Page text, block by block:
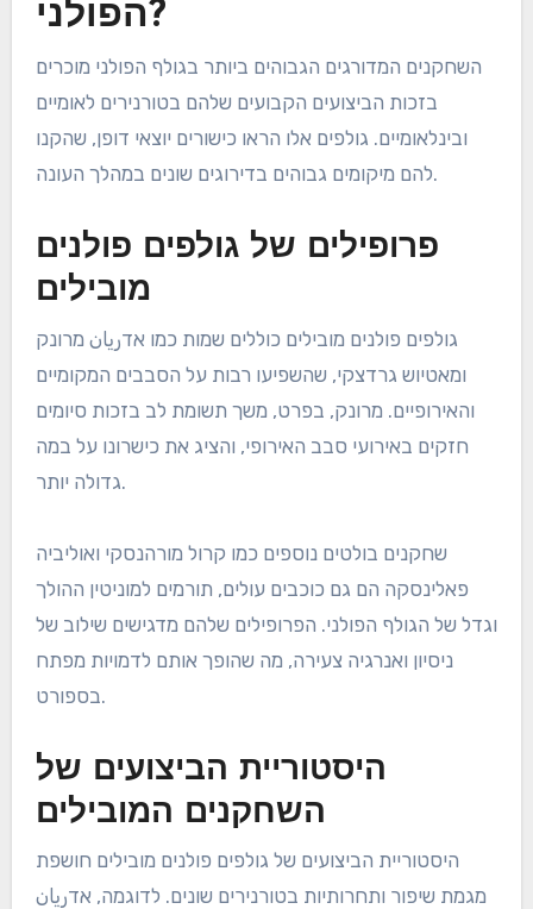
הפולני?
השחקנים המדורגים הגבוהים ביותר בגולף הפולני מוכרים
בזכות הביצועים הקבועים שלהם בטורנירים לאומיים
ובינלאומיים. גולפים אלו הראו כישורים יוצאי דופן, שהקנו
להם מיקומים גבוהים בדירוגים שונים במהלך העונה.
פרופילים של גולפים פולנים
מובילים
גולפים פולנים מובילים כוללים שמות כמו אדريان מרונק
ומאטיוש גרדצקי, שהשפיעו רבות על הסבבים המקומיים
והאירופיים. מרונק, בפרט, משך תשומת לב בזכות סיומים
חזקים באירועי סבב האירופי, והציג את כישרונו על במה
גדולה יותר.
שחקנים בולטים נוספים כמו קרול מורהנסקי ואוליביה
פאלינסקה הם גם כוכבים עולים, תורמים למוניטין ההולך
וגדל של הגולף הפולני. הפרופילים שלהם מדגישים שילוב של
ניסיון ואנרגיה צעירה, מה שהופך אותם לדמויות מפתח
בספורט.
היסטוריית הביצועים של
השחקנים המובילים
היסטוריית הביצועים של גולפים פולנים מובילים חושפת
מגמת שיפור ותחרותיות בטורנירים שונים. לדוגמה, אדريان